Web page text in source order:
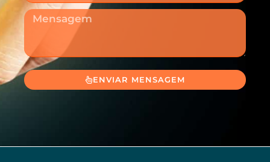
Mensagem
ENVIAR MENSAGEM